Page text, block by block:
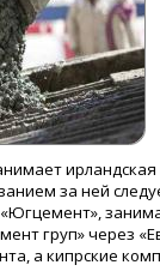
за ней
груп» через
а кипрские